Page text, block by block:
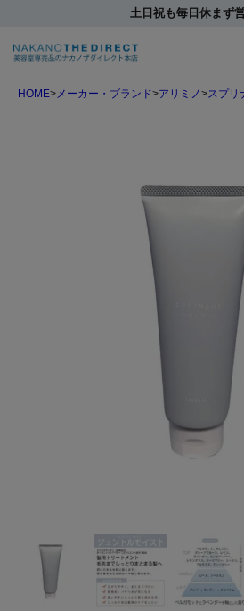
土日祝も毎日休まず
HOME メーカー・ブランド アリミノ スプリ